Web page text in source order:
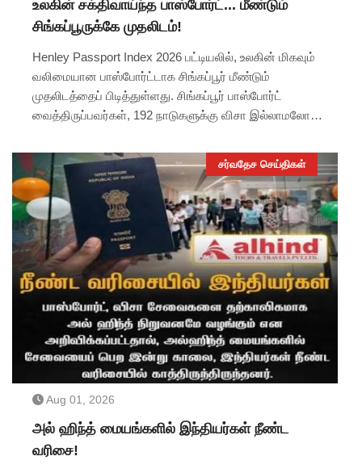
உலகின் சக்திவாய்ந்த பாஸ்போர்ட்... மீண்டும்
சிங்கப்பூருக்கே முதலிடம்!
Henley Passport Index 2026 பட்டியலில், உலகின் மிகவும்
வலிமையான பாஸ்போர்ட்டாக சிங்கப்பூர் மீண்டும்
முதலிடத்தைப் பிடித்துள்ளது. சிங்கப்பூர் பாஸ்போர்ட்
வைத்திருப்பவர்கள், 192 நாடுகளுக்கு விசா இல்லாமலோ
செய்யலாம்.
சர்வதேச செய்திகள்
Aug 01, 2026
அல் ஹிந்த் மையங்களில் இந்தியர்கள் நீண்ட
வரிசை!